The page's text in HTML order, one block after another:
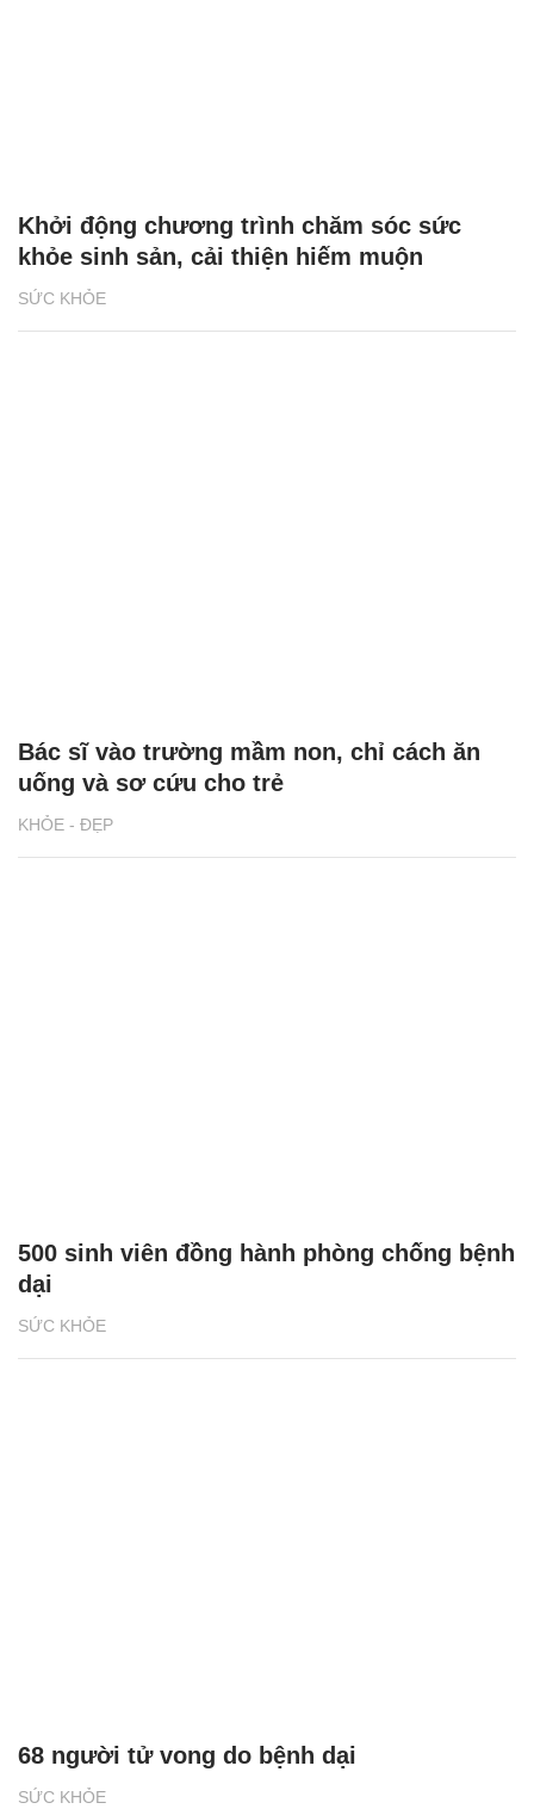
SỨC KHỎE
Khởi động chương trình chăm sóc sức
khỏe sinh sản, cải thiện hiếm muộn
KHỎE - ĐẸP
Bác sĩ vào trường mầm non, chỉ cách ăn
uống và sơ cứu cho trẻ
SỨC KHỎE
500 sinh viên đồng hành phòng chống bệnh
dại
SỨC KHỎE
68 người tử vong do bệnh dại